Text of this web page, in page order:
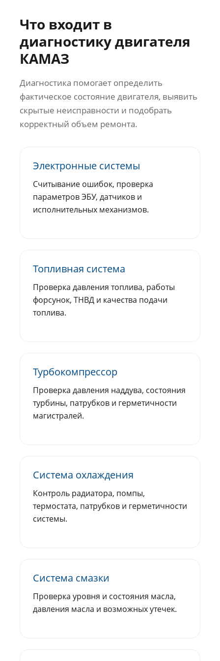
Что входит в
диагностику двигателя
КАМАЗ
Диагностика помогает определить
фактическое состояние двигателя, выявить
скрытые неисправности и подобрать
корректный объем ремонта.
Электронные системы
Считывание ошибок, проверка
параметров ЭБУ, датчиков и
исполнительных механизмов.
Топливная система
Проверка давления топлива, работы
форсунок, ТНВД и качества подачи
топлива.
Турбокомпрессор
Проверка давления наддува, состояния
турбины, патрубков и герметичности
магистралей.
Система охлаждения
Контроль радиатора, помпы,
термостата, патрубков и герметичности
системы.
Система смазки
Проверка уровня и состояния масла,
давления масла и возможных утечек.